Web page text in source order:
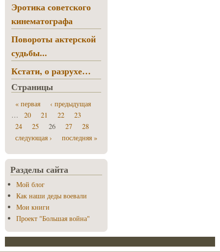
Эротика советского
кинематографа
Повороты актерской
судьбы...
Кстати, о разрухе…
Страницы
« первая
‹ предыдущая
…
20 21 22
23
24
25 26 27
28
следующая ›
последняя »
Разделы сайта
Мой блог
Как наши деды воевали
Мои книги
Проект "Большая война"